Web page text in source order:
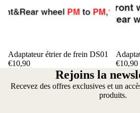
Adaptateur étrier de frein DS01
€10,90
€10,90
Rejoins la
Recevez des offres exclusives et un
produits.